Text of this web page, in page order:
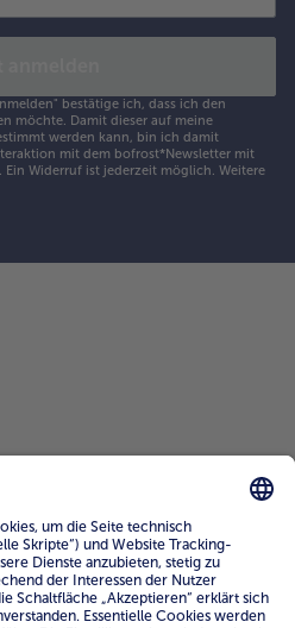
bestätige ich, dass ich den
möchte. Damit dieser auf meine
werden kann, bin ich damit
mit dem bofrost*Newsletter mit
Ein Widerruf ist jederzeit möglich. Weitere